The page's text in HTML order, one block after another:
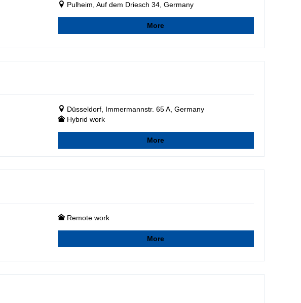
Pulheim, Auf dem Driesch 34, Germany
More
Düsseldorf, Immermannstr. 65 A, Germany
Hybrid work
More
Remote work
More